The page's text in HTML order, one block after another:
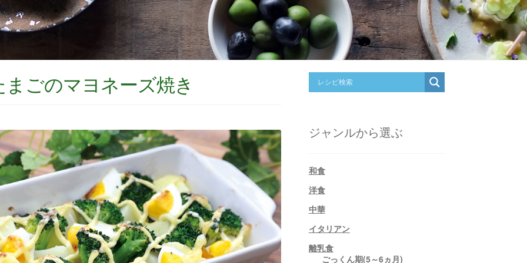
ごのマヨネーズ焼き
ジャンルから選ぶ
和食
洋食
中華
イタリアン
離乳食
ごっくん期(5～6ヵ月)